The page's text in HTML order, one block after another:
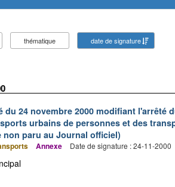
thématique
date de signature
du 24 novembre 2000 modifiant l'arrêté
urbains de personnes et des
non paru au Journal officiel)
Annexe Date de signature : 24-11-2000